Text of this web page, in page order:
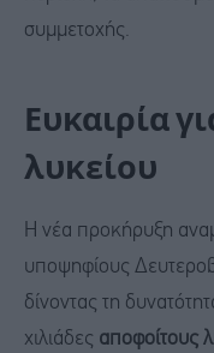
συμμετοχής.
Ευκαιρία
λυκείου
Η νέα προκήρυξη
υποψηφίους
δίνοντας τη
χιλιάδες αποφοίτους